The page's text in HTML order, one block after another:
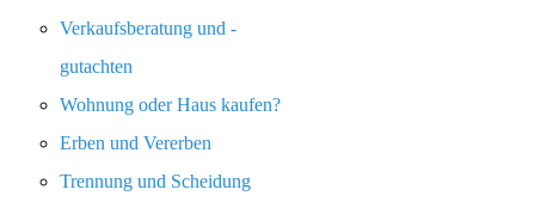
Verkaufsberatung und -
gutachten
Wohnung oder Haus kaufen?
Erben und Vererben
Trennung und Scheidung